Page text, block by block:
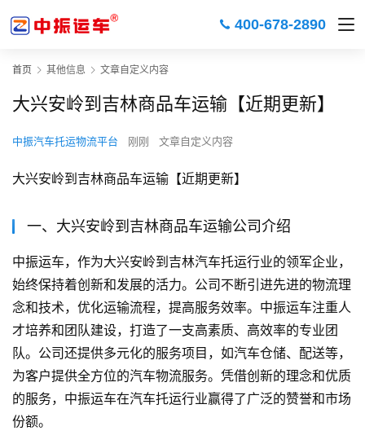
400-678-2890
首页 其他信息 文章自定义内容
大兴安岭到吉林商品车运输【近期更新】
中振汽车托运物流平台 刚刚 文章自定义内容
大兴安岭到吉林商品车运输【近期更新】
一、大兴安岭到吉林商品车运输公司介绍
中振运车，作为大兴安岭到吉林汽车托运行业的领军企业，
始终保持着创新和发展的活力。公司不断引进先进的物流理
念和技术，优化运输流程，提高服务效率。中振运车注重人
才培养和团队建设，打造了一支高素质、高效率的专业团
队。公司还提供多元化的服务项目，如汽车仓储、配送等，
为客户提供全方位的汽车物流服务。凭借创新的理念和优质
的服务，中振运车在汽车托运行业赢得了广泛的赞誉和市场
份额。